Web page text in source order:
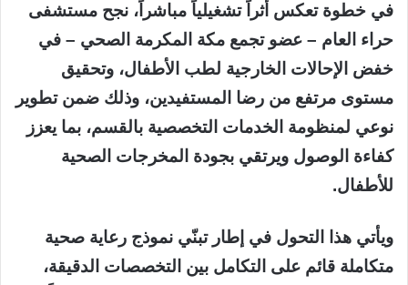
في خطوة تعكس أثراً تشغيلياً مباشراً، نجح مستشفى
حراء العام – عضو تجمع مكة المكرمة الصحي – في
خفض الإحالات الخارجية لطب الأطفال، وتحقيق
مستوى مرتفع من رضا المستفيدين، وذلك ضمن تطوير
نوعي لمنظومة الخدمات التخصصية بالقسم، بما يعزز
كفاءة الوصول ويرتقي بجودة المخرجات الصحية
للأطفال.
ويأتي هذا التحول في إطار تبنّي نموذج رعاية صحية
متكاملة قائم على التكامل بين التخصصات الدقيقة،